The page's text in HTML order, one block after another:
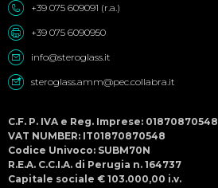
+39 075 609091 (r.a.)
+39 075 6090950
info@steroglass.it
steroglass.amm@pec.collabra.it
C.F. P. IVA e Reg. Imprese: 01870870548
VAT NUMBER: IT01870870548
Codice Univoco: SUBM70N
R.E.A. C.C.I.A. di Perugia n. 164737
Capitale sociale € 103.000,00 i.v.